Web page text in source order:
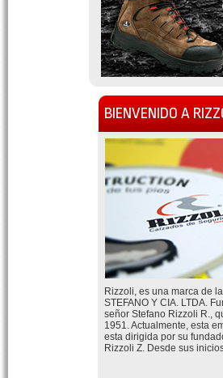
BIENVENIDO A
Rizzoli, es una marca de
STEFANO Y CIA. LTDA.
señor Stefano Rizzoli R.,
1951. Actualmente, esta
esta dirigida por su
Rizzoli Z. Desde sus